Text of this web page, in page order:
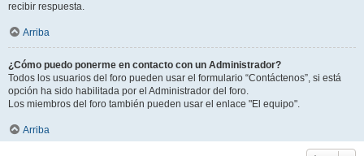
recibir respuesta.
Arriba
¿Cómo puedo ponerme en contacto con un Administrador?
Todos los usuarios del foro pueden usar el formulario “Contáctenos”, si está
opción ha sido habilitada por el Administrador del foro.
Los miembros del foro también pueden usar el enlace "El equipo".
Arriba